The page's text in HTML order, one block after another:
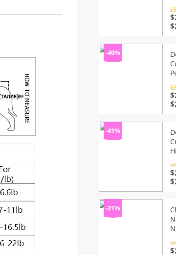
$
$
-40%
$
$
-41%
$
$
-21%
$